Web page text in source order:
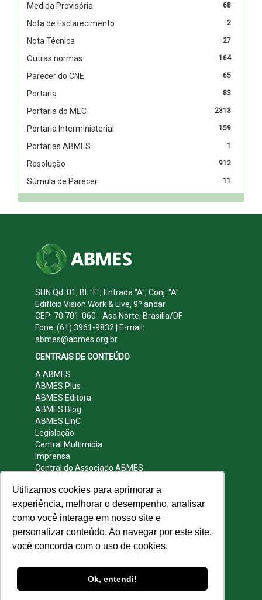
Utilizamos cookies para aprimorar a
experiência, melhorar o desempenho, analisar
como você interage em nosso site e
personalizar conteúdo. Ao navegar por este site,
você concorda com o uso de cookies.
Ok, entendi!
68
Medida Provisória
2
Nota de Esclarecimento
27
Nota Técnica
164
Outras normas
65
Parecer do CNE
83
Portaria
2313
Portaria do MEC
159
Portaria Interministerial
1
Portarias ABMES
912
Resolução
11
Súmula de Parecer
SHN Qd. 01, Bl. "F", Entrada "A", Conj. "A"
Edifício Vision Work & Live, 9º andar
CEP: 70.701-060 - Asa Norte, Brasília/DF
Fone: (61) 3961-9832 | E-mail:
abmes@abmes.org.br
CENTRAIS DE CONTEÚDO
A ABMES
ABMES Plus
ABMES Editora
ABMES Blog
ABMES LInC
Legislação
Central Multimídia
Imprensa
Central do Associado ABMES
reservados.